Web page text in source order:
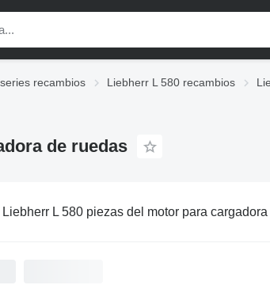
recambios Liebherr L 580 recambios
de ruedas
Liebherr L 580 piezas del motor para